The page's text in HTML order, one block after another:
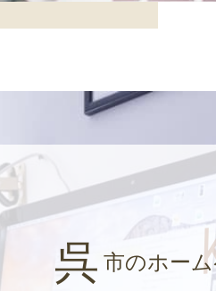
呉 市のホー